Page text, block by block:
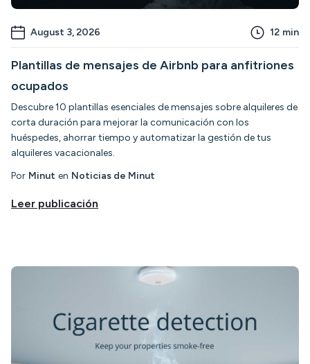
August 3, 2026 12 min
Plantillas de mensajes de Airbnb para anfitriones
ocupados
Descubre 10 plantillas esenciales de mensajes sobre alquileres de
corta duración para mejorar la comunicación con los
huéspedes, ahorrar tiempo y automatizar la gestión de tus
alquileres vacacionales.
Por Minut en Noticias de Minut
Leer publicación